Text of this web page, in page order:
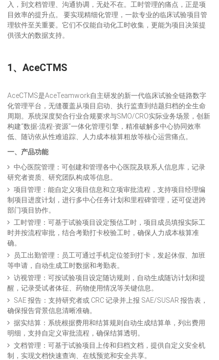
入，到文档管理、沟通协调，无处不在。工时管理的痛点，正是项
目效率的提升点。 要实现精细化管理，一款专业的临床试验项目管
理软件至关重要。它们不仅能自动化工时收集，更能为项目决策提
供强大的数据支持。
1、AceCTMS
AceCTMS是AceTeamwork自主研发的新一代临床试验全链路数字
化管理平台，无缝覆盖从项目启动、执行监查到结题归档的全生命
周期。系统深度契合行业合规要求与SMO/CRO实际业务场景，创新
构建“数据-流程-资源”一体化管理引擎，精准破解多中心协同效率
低、随访依从性难追踪、人力成本核算粗放等核心运营痛点。
一、产品功能
中心医院管理：可创建和管理各中心医院及联系人信息库，记录
研究者资质、研究团队构成等信息。
项目管理：能自定义项目信息和立项审批流程，支持项目经理编
制项目进度计划，进行多中心任务计划和里程碑管理，还可促进跨
部门项目协作。
工时管理：可基于试验项目设定预估工时，项目成员填报实际工
时并按流程审批，结合考勤打卡校验工时，确保人力成本核算准
确。
员工出勤管理：员工可通过手机定位签到打卡，发起休假、加班
等申请，自动生成工时数据和考勤表。
访视管理：可按试验项目设定随访规则，自动生成随访计划和提
醒，记录受试者体征、药物使用情况等关键信息。
SAE 报告：支持研究者或 CRC 记录并上报 SAE/SUSAR 报告表，
确保报告背景信息清晰准确。
据实结算：系统根据费用和结算规则自动生成结算单，列出费用
明细，支持自定义审批流程，确保结算透明。
文档管理：可基于试验项目上传和归档文档，提供自定义安全机
制，实现文档快速查询、在线预览和安全共享。